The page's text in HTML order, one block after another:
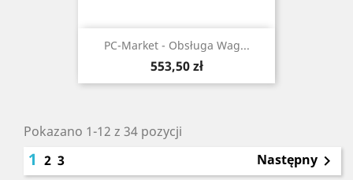
PC-Market - Obsługa Wag...
Cena
553,50 zł
Pokazano 1-12 z 34 pozycji
1 2 3 Następny 